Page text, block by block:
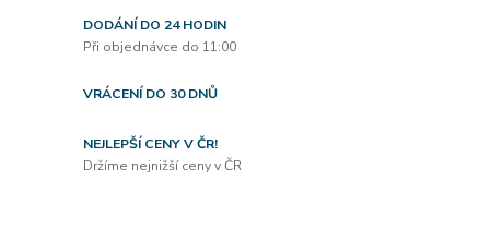
DODÁNÍ DO 24 HODIN
Při objednávce do 11:00
VRÁCENÍ DO 30 DNŮ
NEJLEPŠÍ CENY V ČR!
Držíme nejnižší ceny v ČR